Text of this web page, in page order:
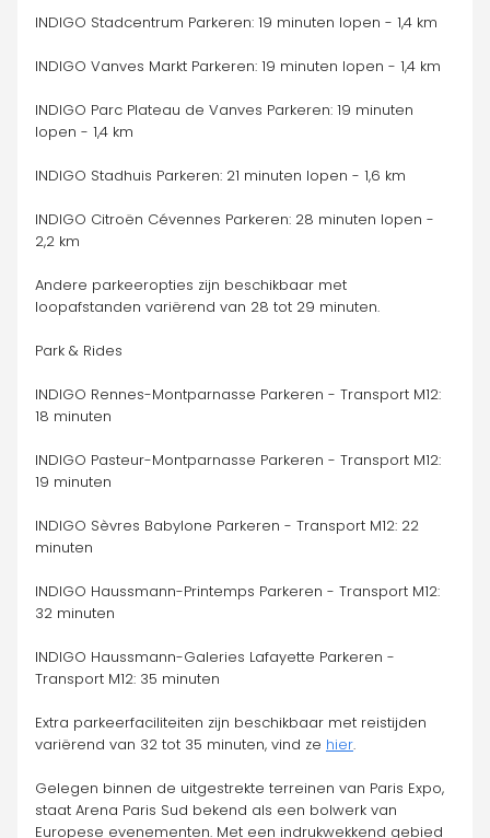
INDIGO Stadcentrum Parkeren: 19 minuten lopen - 1,4 km
INDIGO Vanves Markt Parkeren: 19 minuten lopen - 1,4 km
INDIGO Parc Plateau de Vanves Parkeren: 19 minuten
lopen - 1,4 km
INDIGO Stadhuis Parkeren: 21 minuten lopen - 1,6 km
INDIGO Citroën Cévennes Parkeren: 28 minuten lopen -
2,2 km
Andere parkeeropties zijn beschikbaar met
loopafstanden variërend van 28 tot 29 minuten.
Park & Rides
INDIGO Rennes-Montparnasse Parkeren - Transport M12:
18 minuten
INDIGO Pasteur-Montparnasse Parkeren - Transport M12:
19 minuten
INDIGO Sèvres Babylone Parkeren - Transport M12: 22
minuten
INDIGO Haussmann-Printemps Parkeren - Transport M12:
32 minuten
INDIGO Haussmann-Galeries Lafayette Parkeren -
Transport M12: 35 minuten
Extra parkeerfaciliteiten zijn beschikbaar met reistijden
variërend van 32 tot 35 minuten, vind ze hier.
Gelegen binnen de uitgestrekte terreinen van Paris Expo,
staat Arena Paris Sud bekend als een bolwerk van
Europese evenementen. Met een indrukwekkend gebied